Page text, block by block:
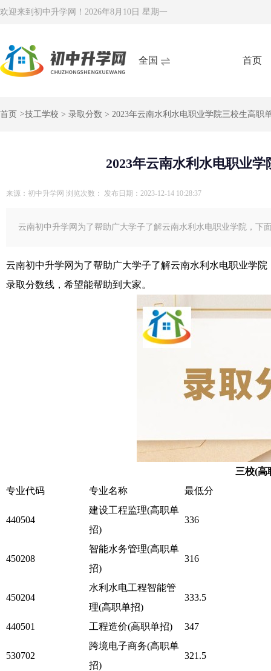
欢迎来到初中升学网！ 2026年8月10日 星期一
全国 首页
首页 >技工学校 > 录取分数 > 2023年云南水利水电职业学院三校生高职
2023年云南水利水电职业
来源：初中升学网 浏览次数： 发布日期：2023-12-14 10:28:37
云南初中升学网为了帮助广大学子了解云南水利水电职业学院，下
云南初中升学网为了帮助广大学子了解云南水利水电职业学
录取分数线，希望能帮助到大家。
三校(高
专业代码
专业名称 最低分
440504
建设工程监理(高职单
招)
336
450208
智能水务管理(高职单
招)
316
450204
水利水电工程智能管
理(高职单招)
333.5
440501 工程造价(高职单招) 347
530702
跨境电子商务(高职单
招)
321.5